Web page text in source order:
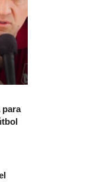
para